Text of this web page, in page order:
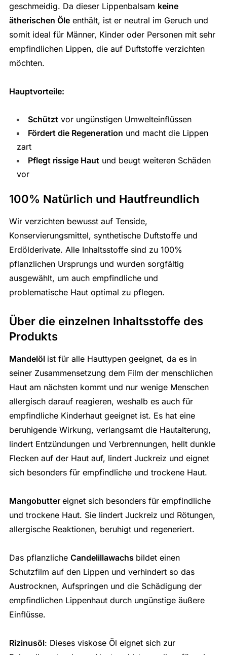
geschmeidig. Da dieser Lippenbalsam keine
ätherischen Öleenthält, ist er neutral im Geruch und
somit ideal für Männer, Kinder oder Personen mit sehr
empfindlichen Lippen, die auf Duftstoffe verzichten
möchten.
Hauptvorteile:
Schütztvor ungünstigen Umwelteinflüssen
Fördert die Regeneration und macht die Lippen
zart
Pflegt rissige Hautund beugt weiteren Schäden
vor
100% Natürlich und Hautfreundlich
Wir verzichten bewusst auf Tenside,
Konservierungsmittel, synthetische Duftstoffe und
Erdölderivate. Alle Inhaltsstoffe sind zu 100%
pflanzlichen Ursprungs und wurden sorgfältig
ausgewählt, um auch empfindliche und
problematische Haut optimal zu pflegen.
Über die einzelnen Inhaltsstoffe des
Produkts
Mandelöl ist für alle Hauttypen geeignet, da es in
seiner Zusammensetzung dem Film der menschlichen
Haut am nächsten kommt und nur wenige Menschen
allergisch darauf reagieren, weshalb es auch für
empfindliche Kinderhaut geeignet ist. Es hat eine
beruhigende Wirkung, verlangsamt die Hautalterung,
lindert Entzündungen und Verbrennungen, hellt dunkle
Flecken auf der Haut auf, lindert Juckreiz und eignet
sich besonders für empfindliche und trockene Haut.
Mangobutter eignet sich besonders für empfindliche
und trockene Haut. Sie lindert Juckreiz und Rötungen,
allergische Reaktionen, beruhigt und regeneriert.
Das pflanzliche Candelillawachs bildet einen
Schutzfilm auf den Lippen und verhindert so das
Austrocknen, Aufspringen und die Schädigung der
empfindlichen Lippenhaut durch ungünstige äußere
Einflüsse.
Rizinusöl: Dieses viskose Öl eignet sich zur